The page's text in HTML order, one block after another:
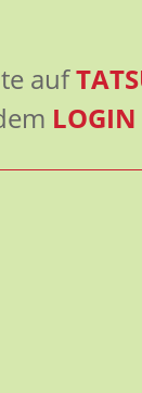
auf
LOGIN